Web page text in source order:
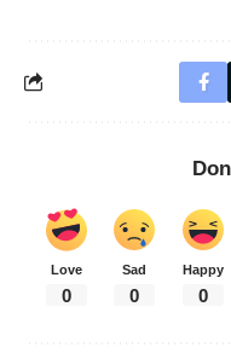
Love
0
Sad
0
Happy
0